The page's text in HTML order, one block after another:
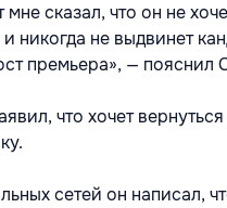
сказал, что он не
никогда не выдвинет
премьера», — пояснил
что хочет
сетей он написал,